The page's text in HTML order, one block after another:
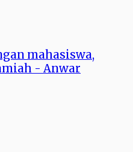
mahasiswa,
- Anwar